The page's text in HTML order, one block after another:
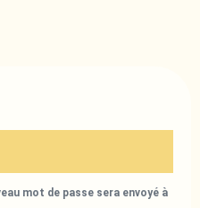
mot de passe sera envoyé à